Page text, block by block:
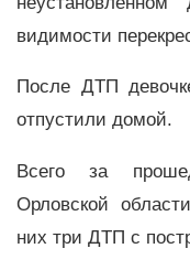
видимости
После ДТП
отпустили домой.
Всего за
Орловской
них три ДТП с